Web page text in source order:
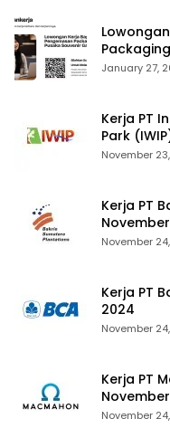
January 27,
Kerja PT
Park
November
Kerja PT
November
Kerja PT
2024
November
Kerja PT
November